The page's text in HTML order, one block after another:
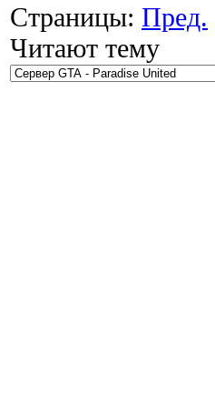
Страницы: Пред.
Читают тему